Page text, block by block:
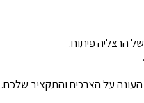
הרצליה פיתוח.
העונה על הצרכים והתקציב שלכם.